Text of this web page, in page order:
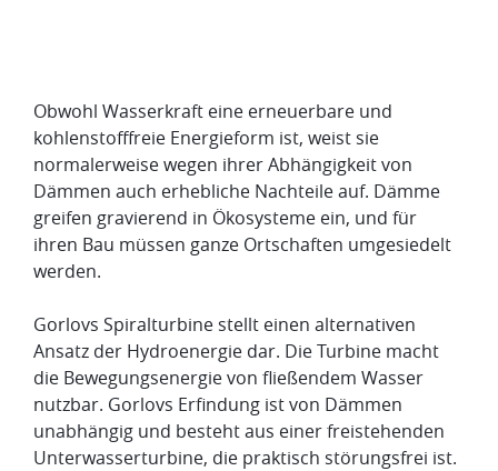
Obwohl Wasserkraft eine erneuerbare und
kohlenstofffreie Energieform ist, weist sie
normalerweise wegen ihrer Abhängigkeit von
Dämmen auch erhebliche Nachteile auf. Dämme
greifen gravierend in Ökosysteme ein, und für
ihren Bau müssen ganze Ortschaften umgesiedelt
werden.
Gorlovs Spiralturbine stellt einen alternativen
Ansatz der Hydroenergie dar. Die Turbine macht
die Bewegungsenergie von fließendem Wasser
nutzbar. Gorlovs Erfindung ist von Dämmen
unabhängig und besteht aus einer freistehenden
Unter­wasserturbine, die praktisch störungsfrei ist.